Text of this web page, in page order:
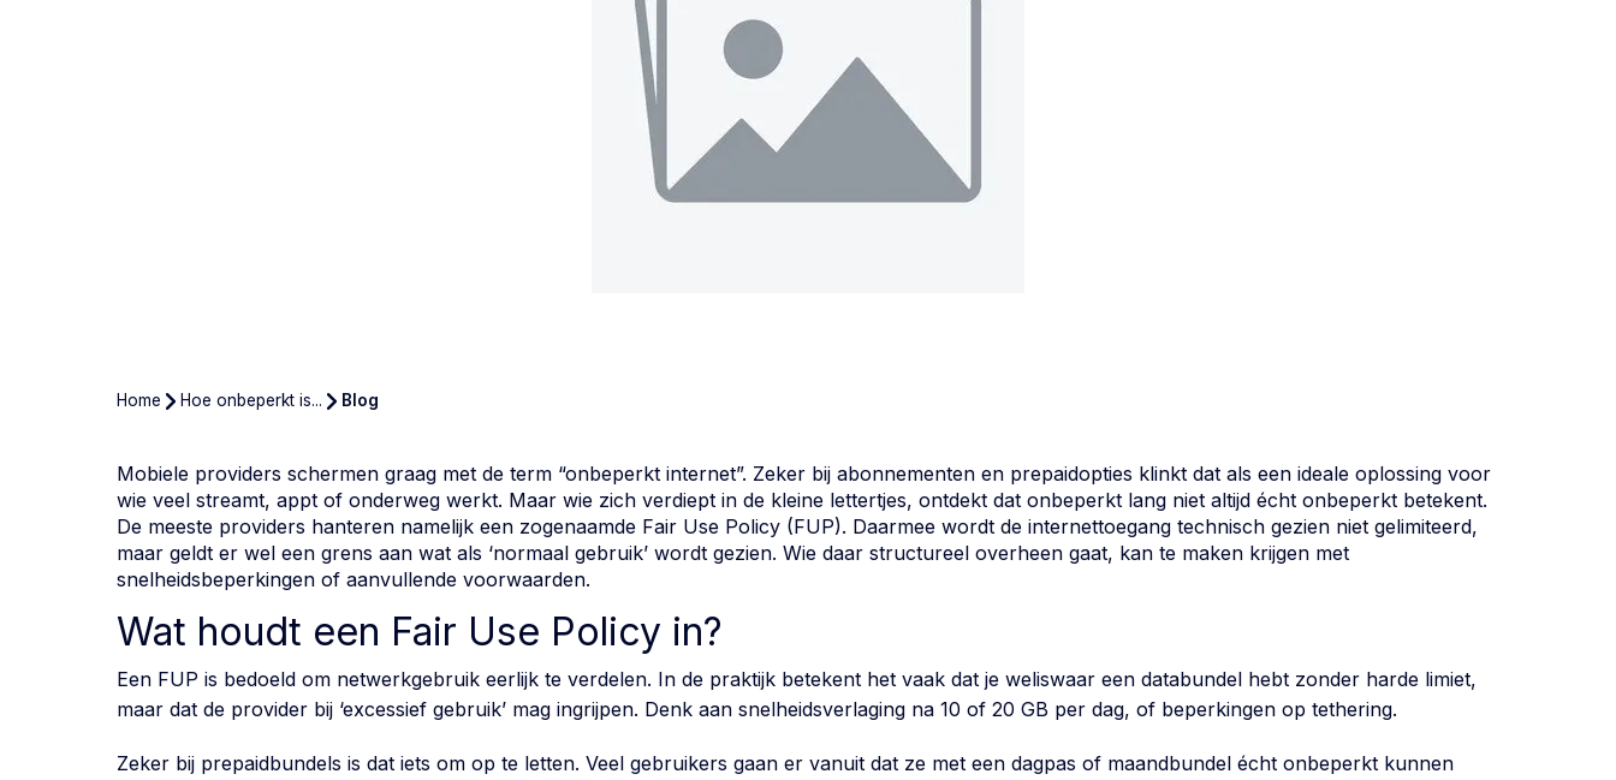
Home Hoe onbeperkt is... Blog
Mobiele providers schermen graag met de term “onbeperkt internet”. Zeker bij abonnementen en prepaidopties klinkt dat als een ideale oplossing voor
wie veel streamt, appt of onderweg werkt. Maar wie zich verdiept in de kleine lettertjes, ontdekt dat onbeperkt lang niet altijd écht onbeperkt betekent.
De meeste providers hanteren namelijk een zogenaamde Fair Use Policy (FUP). Daarmee wordt de internettoegang technisch gezien niet gelimiteerd,
maar geldt er wel een grens aan wat als ‘normaal gebruik’ wordt gezien. Wie daar structureel overheen gaat, kan te maken krijgen met
snelheidsbeperkingen of aanvullende voorwaarden.
Wat houdt een Fair Use Policy in?
Een FUP is bedoeld om netwerkgebruik eerlijk te verdelen. In de praktijk betekent het vaak dat je weliswaar een databundel hebt zonder harde limiet,
maar dat de provider bij ‘excessief gebruik’ mag ingrijpen. Denk aan snelheidsverlaging na 10 of 20 GB per dag, of beperkingen op tethering.
Zeker bij prepaidbundels is dat iets om op te letten. Veel gebruikers gaan er vanuit dat ze met een dagpas of maandbundel écht onbeperkt kunnen